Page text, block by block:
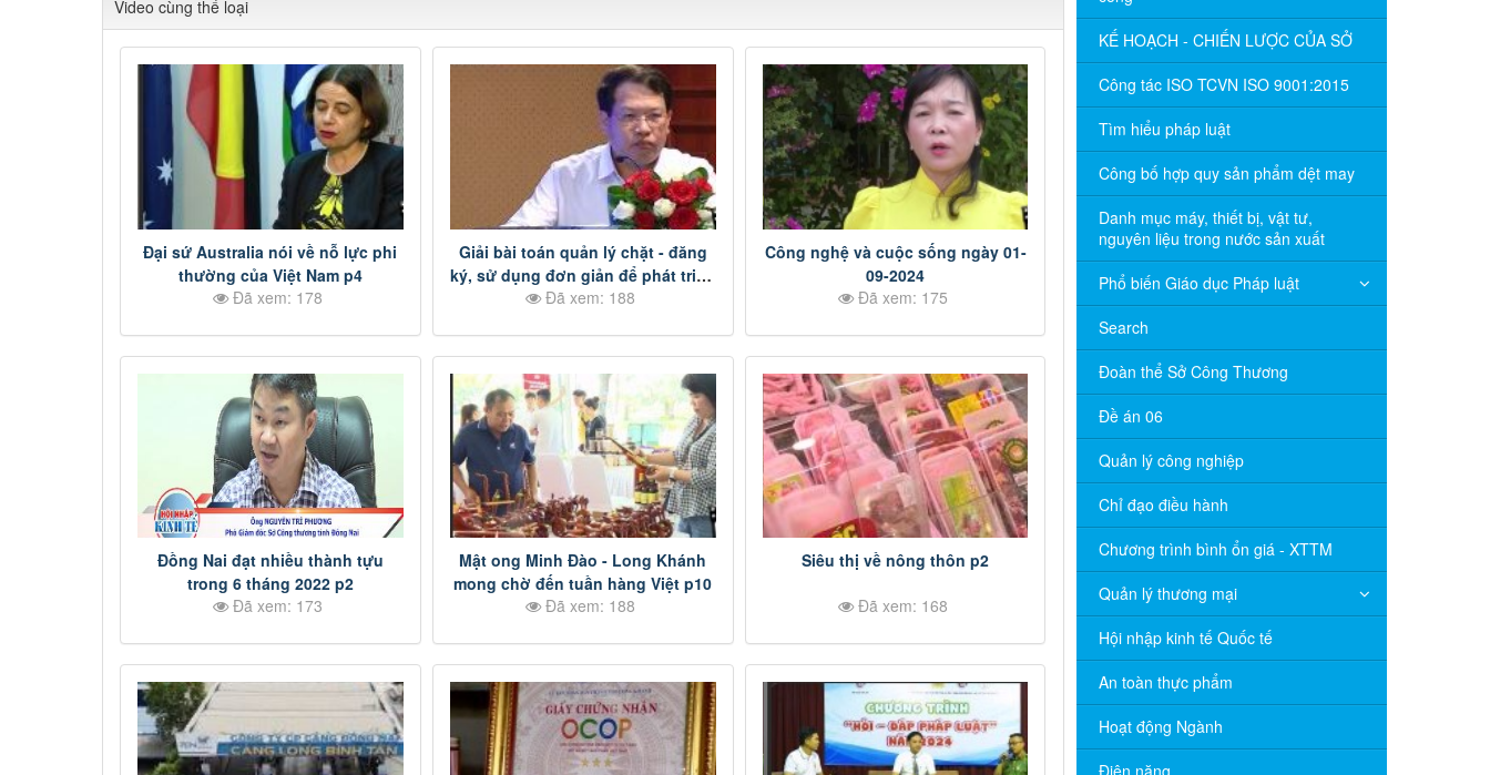
Video cùng thể loại
Đại sứ Australia nói về nỗ lực phi
thường của Việt Nam p4
Đã xem: 178
Giải bài toán quản lý chặt - đăng
ký, sử dụng đơn giản để phát triển
Mobile Money p2
Đã xem: 188
Công nghệ và cuộc sống ngày 01-
09-2024
Đã xem: 175
Đồng Nai đạt nhiều thành tựu
trong 6 tháng 2022 p2
Đã xem: 173
Mật ong Minh Đào - Long Khánh
mong chờ đến tuần hàng Việt p10
Đã xem: 188
Siêu thị về nông thôn p2
Đã xem: 168
KẾ HOẠCH - CHIẾN LƯỢC CỦA SỞ
Công tác ISO TCVN ISO 9001:2015
Tìm hiểu pháp luật
Công bố hợp quy sản phẩm dệt may
Danh mục máy, thiết bị, vật tư,
nguyên liệu trong nước sản xuất
Phổ biến Giáo dục Pháp luật
Search
Đoàn thể Sở Công Thương
Đề án 06
Quản lý công nghiệp
Chỉ đạo điều hành
Chương trình bình ổn giá - XTTM
Quản lý thương mại
Hội nhập kinh tế Quốc tế
An toàn thực phẩm
Hoạt động Ngành
Điện năng